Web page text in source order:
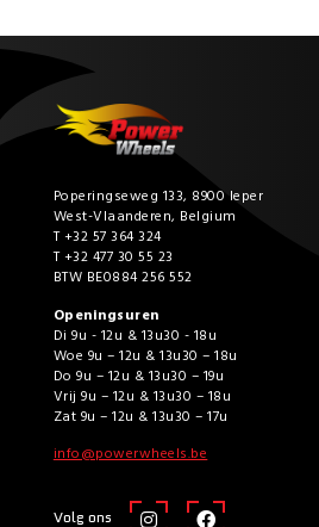
Poperingseweg 133, 8900 Ieper
West-Vlaanderen, Belgium
T +32 57 364 324
T +32 477 30 55 23
BTW BE0884 256 552
Openingsuren
Di 9u - 12u & 13u30 - 18u
Woe 9u – 12u & 13u30 – 18u
Do 9u – 12u & 13u30 – 19u
Vrij 9u – 12u & 13u30 – 18u
Zat 9u – 12u & 13u30 – 17u
info@powerwheels.be
Volg ons